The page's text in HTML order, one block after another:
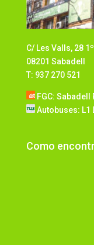
C/ Les Valls, 28
08201 Sabadell
T: 937 270 521
FGC: Sabadell
Autobuses: L1
Como